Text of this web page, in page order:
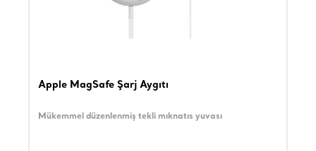
Apple MagSafe Şarj Aygıtı
Mükemmel düzenlenmiş tekli mıknatıs yuvası